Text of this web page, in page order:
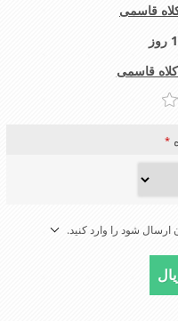
قاسمی
قاسمی
*
شود را وارد کنید.